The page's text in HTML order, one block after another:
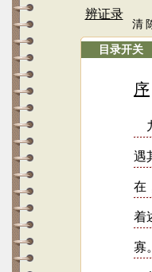
辨证录
清
目录开关